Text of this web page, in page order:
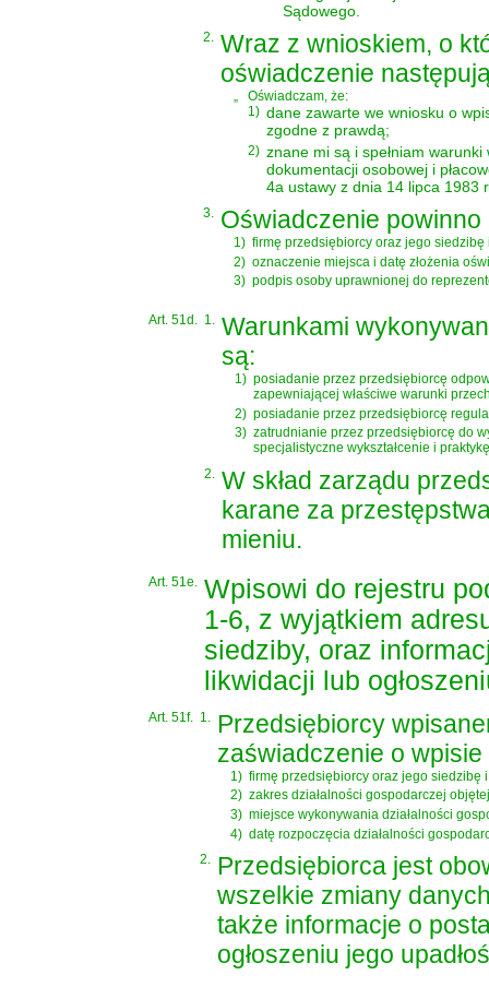
Sądowego.
2. Wraz z wnioskiem, o
oświadczenie
„
Oświadczam, że:
1) dane zawarte we wniosku o
zgodne z prawdą;
2) znane mi są i spełniam
dokumentacji osobowej i
4a ustawy z dnia 14 lipca 1983
3. Oświadczenie
1) firmę przedsiębiorcy oraz jego
2) oznaczenie miejsca i datę złożenia
3) podpis osoby uprawnionej do
Art. 51d. 1. Warunkami
są:
1) posiadanie przez przedsiębiorcę
zapewniającej właściwe warunki
2) posiadanie przez przedsiębiorcę
3) zatrudnianie przez przedsiębiorcę do
specjalistyczne wykształcenie i
2. W skład zarządu
karane za
mieniu.
Art. 51e. Wpisowi do rejestru
1-6, z wyjątkiem
siedziby, oraz
likwidacji lub
Art. 51f. 1. Przedsiębiorcy
zaświadczenie o
1) firmę przedsiębiorcy oraz jego siedzibę
2) zakres działalności gospodarczej
3) miejsce wykonywania działalności
4) datę rozpoczęcia działalności
2. Przedsiębiorca jest
wszelkie zmiany
także informacje o
ogłoszeniu jego